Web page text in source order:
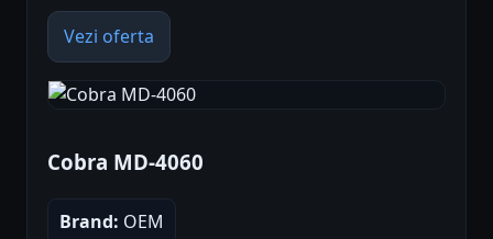
Vezi oferta
Cobra MD-4060
Brand: OEM